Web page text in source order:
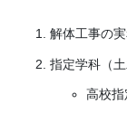
解体工事の
指定学科（
高校指